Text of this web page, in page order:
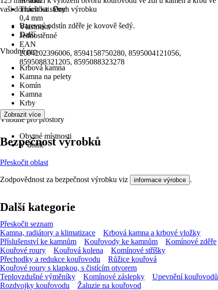
Tloušťka stěny
0,4 mm
Vlastnosti
Jednostěnné
EAN
2004202396006, 8594158750280, 8595004121056,
8595088321205, 8595088323278
vaši domácnosti. Druh výrobku
Barevný odstín zděře je kovově šedý.
Další
Vhodné pro
Krbová kamna
Kamna na pelety
Komín
Kamna
Krby
Vhodné pro prostory
Obytné místnosti
V domě
Zobrazit více
Bezpečnost výrobků
Přeskočit oblast
Zodpovědnost za bezpečnost výrobku viz informace výrobce .
Další kategorie
Přeskočit seznam
Kamna, radiátory a klimatizace
Krbová kamna a krbové vložky
Příslušenství ke kamnům
Kouřovody ke kamnům
Komínové zděře
Kouřové roury
Kouřová kolena
Komínové stříšky
Přechodky a redukce kouřovodu
Růžice kouřová
Kouřové roury s klapkou, s čistícím otvorem
Teplovzdušné výměníky
Komínové záslepky
Upevnění kouřovodů
Rozdvojky kouřovodu
Žaluzie na kouřovod